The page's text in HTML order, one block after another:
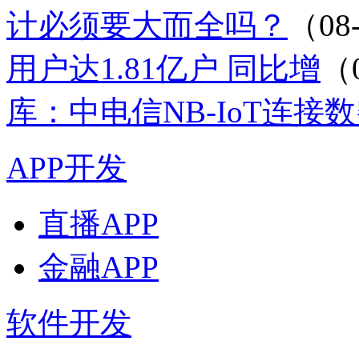
计必须要大而全吗？
（
用户达1.81亿户 同比增
库：中电信NB-IoT连接
APP开发
直播APP
金融APP
软件开发